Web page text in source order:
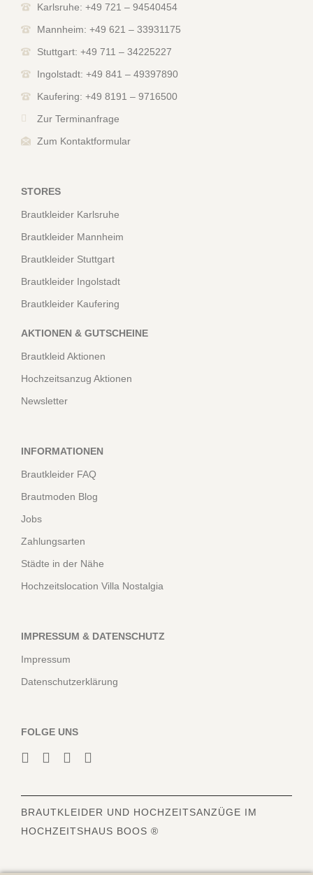
Karlsruhe: +49 721 – 94540454
Mannheim: +49 621 – 33931175
Stuttgart: +49 711 – 34225227
Ingolstadt: +49 841 – 49397890
Kaufering: +49 8191 – 9716500
Zur Terminanfrage
Zum Kontaktformular
STORES
Brautkleider Karlsruhe
Brautkleider Mannheim
Brautkleider Stuttgart
Brautkleider Ingolstadt
Brautkleider Kaufering
AKTIONEN & GUTSCHEINE
Brautkleid Aktionen
Hochzeitsanzug Aktionen
Newsletter
INFORMATIONEN
Brautkleider FAQ
Brautmoden Blog
Jobs
Zahlungsarten
Städte in der Nähe
Hochzeitslocation Villa Nostalgia
IMPRESSUM & DATENSCHUTZ
Impressum
Datenschutzerklärung
FOLGE UNS
BRAUTKLEIDER UND HOCHZEITSANZÜGE IM
HOCHZEITSHAUS BOOS ®